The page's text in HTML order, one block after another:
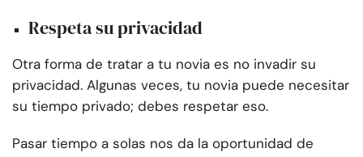
Respeta su privacidad
Otra forma de tratar a tu novia es no invadir su
privacidad. Algunas veces, tu novia puede necesitar
su tiempo privado; debes respetar eso.
Pasar tiempo a solas nos da la oportunidad de